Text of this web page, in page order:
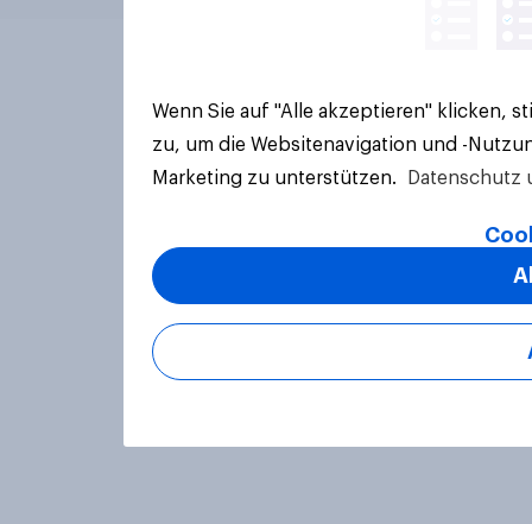
Wenn Sie auf "Alle akzeptieren" klicken,
zu, um die Websitenavigation und -
Marketing zu unterstützen.
Datenschutz